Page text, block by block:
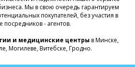
Мы в свою очередь гарантируем
покупателей, без участия в
посредников - агентов.
и медицинские центры в Минске,
Могилеве, Витебске, Гродно.